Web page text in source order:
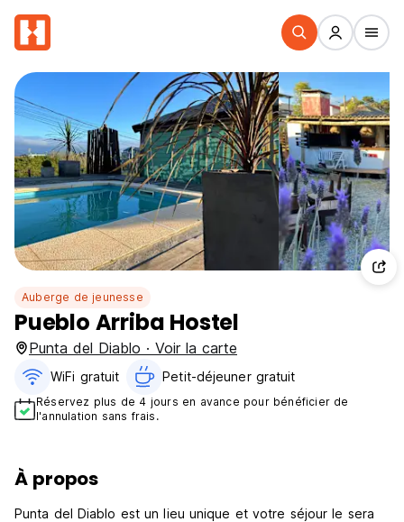
Auberge de jeunesse
Pueblo Arriba Hostel
Punta del Diablo · Voir la carte
WiFi gratuit Petit-déjeuner gratuit‎
Réservez plus de 4 jours en avance pour bénéficier de
l'annulation sans frais.
À propos
Punta del Diablo est un lieu unique et votre séjour le sera